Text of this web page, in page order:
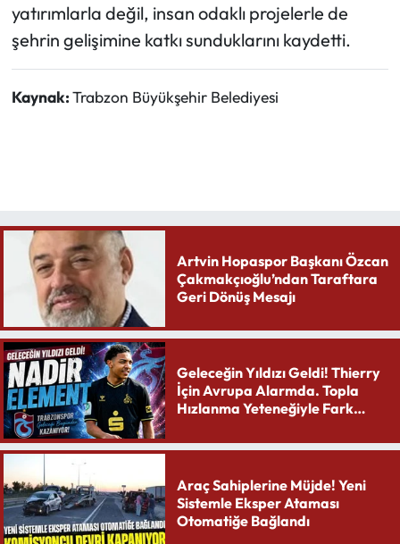
yatırımlarla değil, insan odaklı projelerle de
şehrin gelişimine katkı sunduklarını kaydetti.
Kaynak:Trabzon Büyükşehir Belediyesi
Artvin Hopaspor Başkanı Özcan
Çakmakçıoğlu’ndan Taraftara
Geri Dönüş Mesajı
Geleceğin Yıldızı Geldi! Thierry
İçin Avrupa Alarmda. Topla
Hızlanma Yeteneğiyle Fark
Araç Sahiplerine Müjde! Yeni
Sistemle Eksper Ataması
Otomatiğe Bağlandı